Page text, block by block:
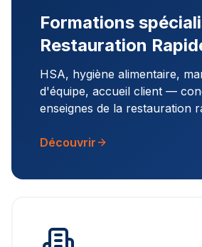
Formations
Restauration
HSA, hygiène alimentaire,
d'équipe, accueil client —
enseignes de la restauration
Découvrir